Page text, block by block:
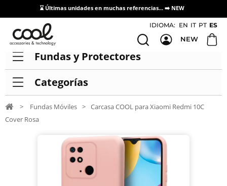
⌛ Últimas unidades en muchas referencias... ➡️ NEW
Acceso / Registro Distribuidores
IDIOMA: EN IT PT ES
NEW
Fundas y Protectores
Categorías
> Fundas Móviles > Carcasa COOL para Xiaomi Redmi 10C
Cover Rosa